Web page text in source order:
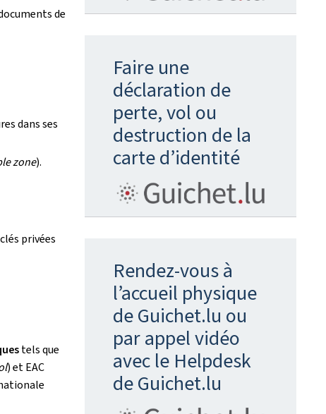
de
dans ses
zone).
privées
tels que
) et EAC
Faire une
déclaration de
perte, vol ou
destruction de la
carte d’identité
Rendez-vous à
l’accueil physique
de Guichet.lu ou
par appel vidéo
avec le Helpdesk
de Guichet.lu